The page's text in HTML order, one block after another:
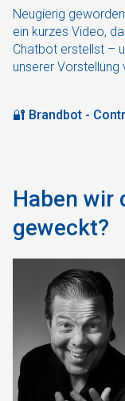
Neugierig
ein kurzes Video,
Chatbot erstellst –
unserer
🔐 Brandbot -
Haben wir
geweckt?